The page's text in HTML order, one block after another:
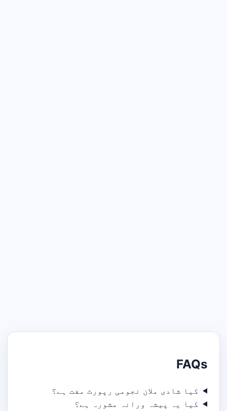
FAQs
کیا شادی ملان نجومی رپورٹ مفت ہے؟
کیا یہ پیشہ ورانہ مشورہ ہے؟